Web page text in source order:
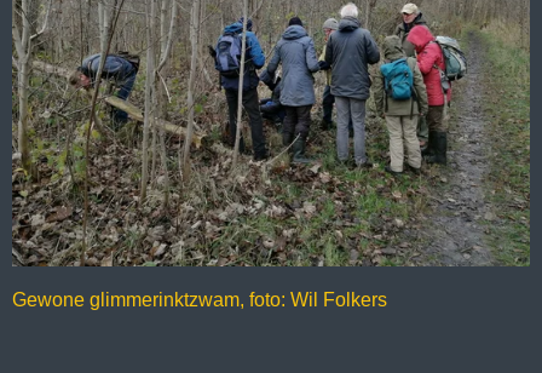
Gewone glimmerinktzwam, foto: Wil Folkers